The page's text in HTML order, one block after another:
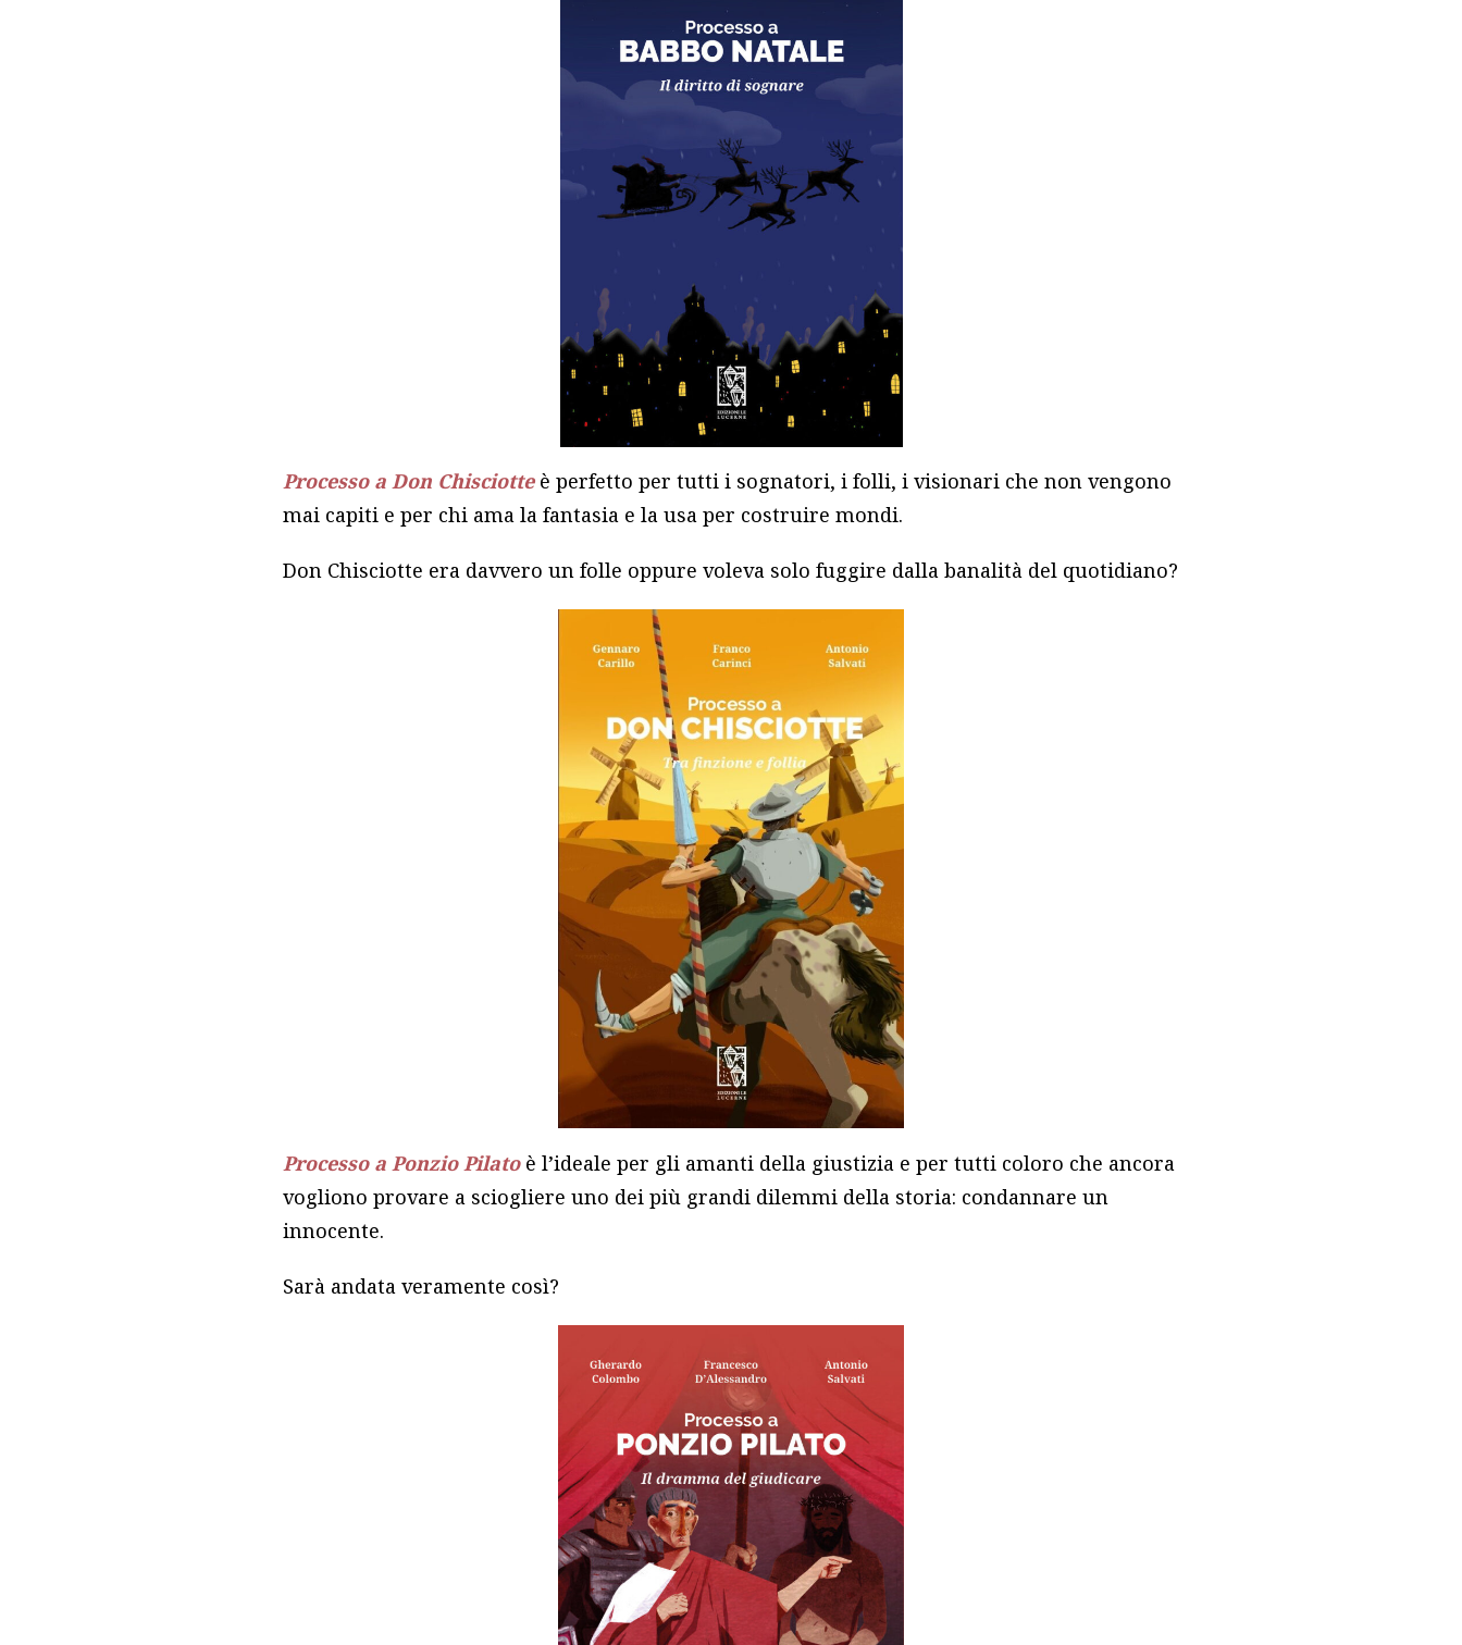
Processo a Don Chisciotteè perfetto per tutti i sognatori, i folli, i visionari che non vengono
mai capiti e per chi ama la fantasia e la usa per costruire mondi.
Don Chisciotte era davvero un folle oppure voleva solo fuggire dalla banalità del quotidiano?
Processo a Ponzio Pilatoè l’ideale per gli amanti della giustizia e per tutti coloro che ancora
vogliono provare a sciogliere uno dei più grandi dilemmi della storia: condannare un
innocente.
Sarà andata veramente così?